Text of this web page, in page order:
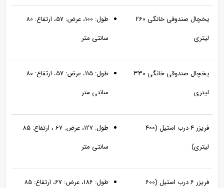
یخچال صندوقی خانگی 260
لیتری
طول: 100، عرض: 57، ارتفاع: 80
سانتی متر
یخچال صندوقی خانگی 330
لیتری
طول: 115، عرض: 57، ارتفاع: 80
سانتی متر
فریزر 4 درب استیل (400
لیتری)
طول: 127، عرض: 67 ، ارتفاع: 85
سانتی متر
فریزر 6 درب استیل (600
طول: 186، عرض: 67، ارتفاع: 85